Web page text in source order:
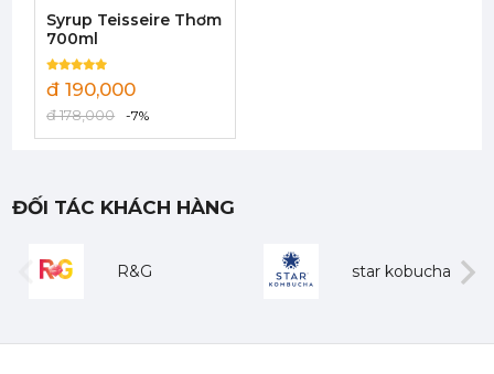
422,050
385,000 đ
Syrup Teisseire Thơm
700ml
đ 190,000
đ 178,000 -7%
ĐỐI TÁC KHÁCH HÀNG
R&G star kobucha